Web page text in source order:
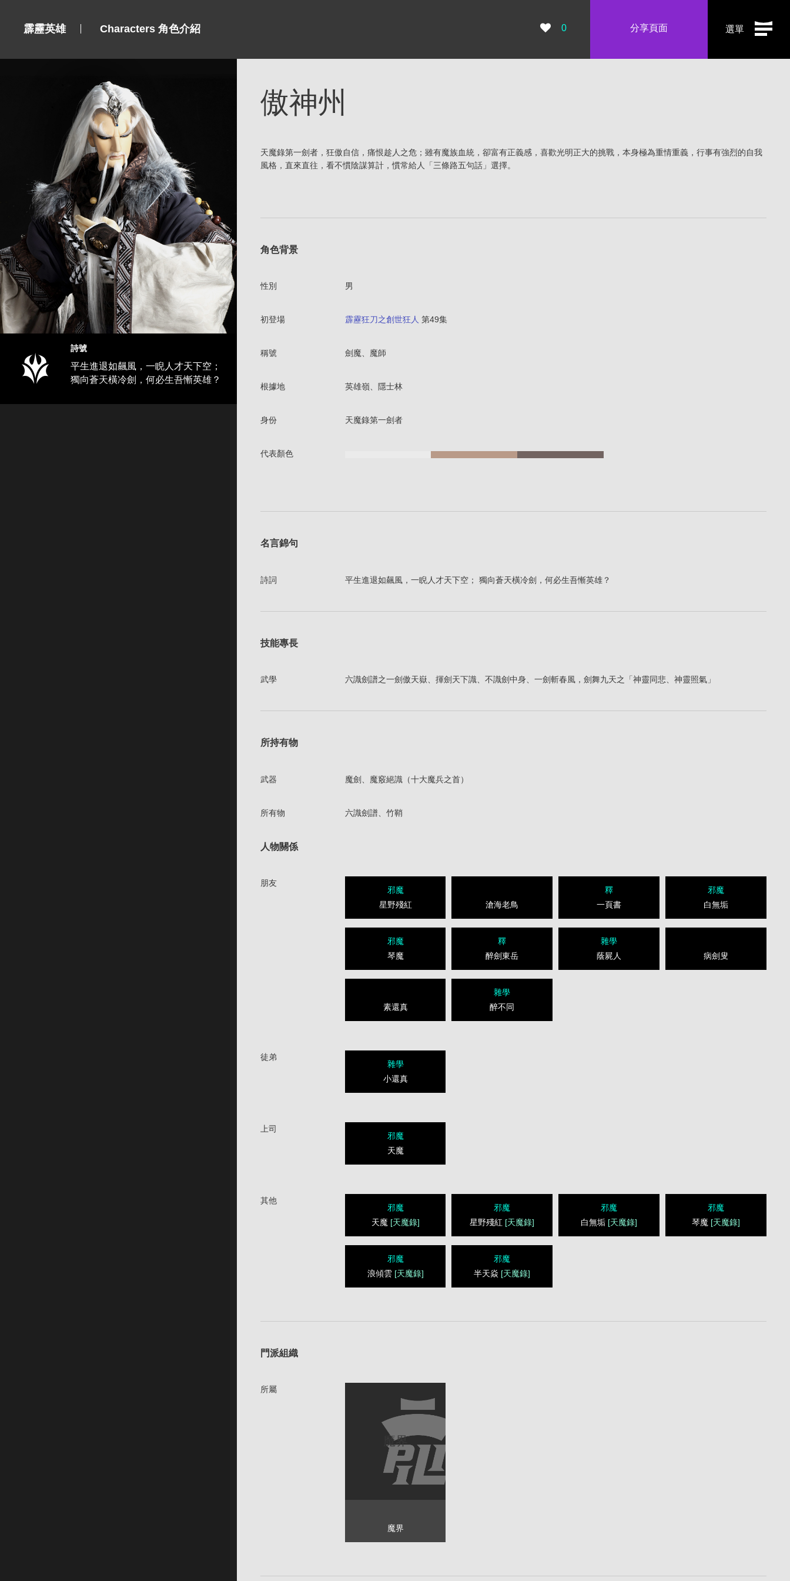
選單
霹靂英雄 Characters 角色介紹 瀏覽數：
0 分享頁面
詩號
平生進退如飆風，一睨人才天下空；
獨向蒼天橫冷劍，何必生吾慚英雄？
傲神州
天魔錄第一劍者，狂傲自信，痛恨趁人之危；雖有魔族血統，卻富有正義感，喜歡光明正大的挑戰，本身極為重情重義，行事有強烈的自我
風格，直來直往，看不慣陰謀算計，慣常給人「三條路五句話」選擇。
角色背景
性別 男
初登場 霹靂狂刀之創世狂人 第49集
稱號 劍魔、魔師
根據地 英雄嶺、隱士林
身份 天魔錄第一劍者
代表顏色
名言錦句
詩詞 平生進退如飆風，一睨人才天下空； 獨向蒼天橫冷劍，何必生吾慚英雄？
技能專長
武學 六識劍譜之一劍傲天嶽、揮劍天下識、不識劍中身、一劍斬春風，劍舞九天之「神靈同悲、神靈照氣」
所持有物
武器 魔劍、魔竅絕識（十大魔兵之首）
所有物 六識劍譜、竹鞘
人物關係
朋友
邪魔
星野殘紅
滄海老鳥
釋
一頁書
邪魔
白無垢
邪魔
琴魔
釋
醉劍東岳
雜學
蔭屍人
病劍叟
素還真
雜學
醉不同
徒弟
雜學
小還真
上司
邪魔
天魔
其他
邪魔
天魔 [天魔錄]
邪魔
星野殘紅 [天魔錄]
邪魔
白無垢 [天魔錄]
邪魔
琴魔 [天魔錄]
邪魔
浪傾雲 [天魔錄]
邪魔
半天焱 [天魔錄]
門派組織
所屬
魔界
魔界